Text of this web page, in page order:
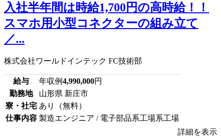
入社半年間は時給1,700円の高時給！！
スマホ用小型コネクターの組み立て
／...
株式会社ワールドインテック FC技術部
給与 年収例4,990,000円
勤務地
山形県 新庄市
寮・社宅 あり（無料）
仕事内容 製造エンジニア / 電子部品系工場系工場
詳細を表示